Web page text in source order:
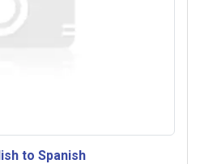
to Spanish